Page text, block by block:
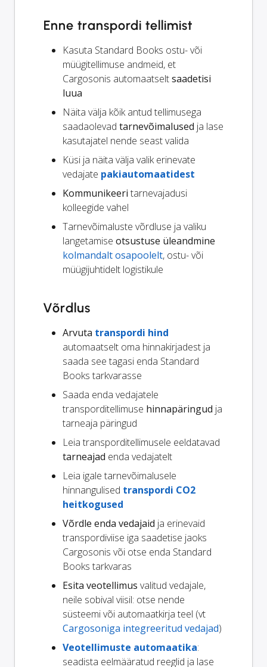
Enne transpordi tellimist
Kasuta Standard Books ostu- või
müügitellimuse andmeid, et
Cargosonis automaatseltsaadetisi
luua
Näita välja kõik antud tellimusega
saadaolevad tarnevõimalused ja lase
kasutajatel nende seast valida
Küsi ja näita välja valik erinevate
vedajate pakiautomaatidest
Kommunikeeri tarnevajadusi
kolleegide vahel
Tarnevõimaluste võrdluse ja valiku
langetamise otsustuse üleandmine
kolmandalt osapoolelt, ostu- või
müügijuhtidelt logistikule
Võrdlus
Arvuta transpordi hind
automaatselt oma hinnakirjadest ja
saada see tagasi enda Standard
Books tarkvarasse
Saada enda vedajatele
transporditellimuse hinnapäringud ja
tarneaja päringud
Leia transporditellimusele eeldatavad
tarneajad enda vedajatelt
Leia igale tarnevõimalusele
hinnangulised transpordi CO2
heitkogused
Võrdle enda vedajaid ja erinevaid
transpordiviise iga saadetise jaoks
Cargosonis või otse enda Standard
Books tarkvaras
Esita veotellimus valitud vedajale,
neile sobival viisil: otse nende
süsteemi või automaatkirja teel (vt
Cargosoniga integreeritud vedajad)
Veotellimuste automaatika:
seadista eelmääratud reeglid ja lase